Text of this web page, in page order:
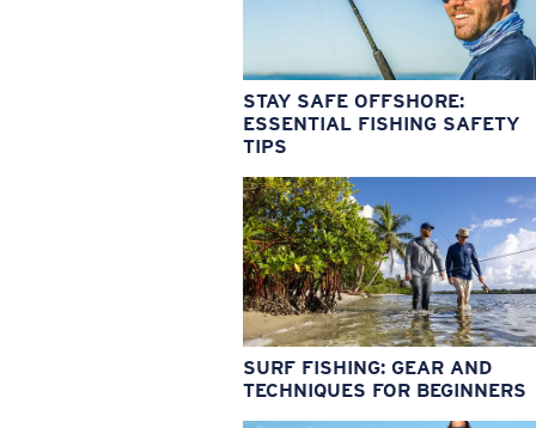
STAY SAFE OFFSHORE:
ESSENTIAL FISHING SAFETY
TIPS
SURF FISHING: GEAR AND
TECHNIQUES FOR BEGINNERS